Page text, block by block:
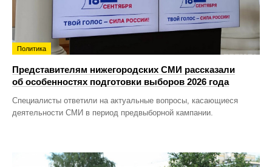
Политика
Представителям нижегородских СМИ рассказали
об особенностях подготовки выборов 2026 года
Специалисты ответили на актуальные вопросы, касающиеся
деятельности СМИ в период предвыборной кампании.